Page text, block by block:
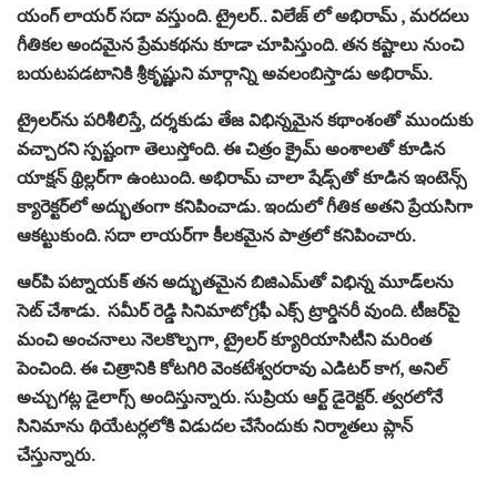
యంగ్ లాయర్ సదా వస్తుంది. ట్రైలర్‌.. విలేజ్ లో అభిరామ్ , మరదలు
గీతికల అందమైన ప్రేమకథను కూడా చూపిస్తుంది. తన కష్టాలు నుంచి
బయటపడటానికి శ్రీకృష్ణుని మార్గాన్ని అవలంబిస్తాడు అభిరామ్.
ట్రైలర్‌ను పరిశీలిస్తే, దర్శకుడు తేజ విభిన్నమైన కథాంశంతో ముందుకు
వచ్చారని స్పష్టంగా తెలుస్తోంది. ఈ చిత్రం క్రైమ్ అంశాలతో కూడిన
యాక్షన్ థ్రిల్లర్‌గా ఉంటుంది. అభిరామ్ చాలా షేడ్స్‌తో కూడిన ఇంటెన్స్
క్యారెక్టర్‌లో అద్భుతంగా కనిపించాడు. ఇందులో గీతిక అతని ప్రేయసిగా
ఆకట్టుకుంది. సదా లాయర్‌గా కీలకమైన పాత్రలో కనిపించారు.
ఆర్‌పి పట్నాయక్ తన అద్భుతమైన బిజిఎమ్‌తో విభిన్న మూడ్‌లను
సెట్ చేశాడు. సమీర్ రెడ్డి సినిమాటోగ్రఫీ ఎక్స్ ట్రార్డినరీ వుంది. టీజర్‌పై
మంచి అంచనాలు నెలకొల్పగా, ట్రైలర్ క్యూరియాసిటీని మరింత
పెంచింది. ఈ చిత్రానికి కోటగిరి వెంకటేశ్వరరావు ఎడిటర్‌ కాగ, అనిల్
అచ్చుగట్ల డైలాగ్స్ అందిస్తున్నారు. సుప్రియ ఆర్ట్ డైరెక్టర్. త్వరలోనే
సినిమాను థియేటర్లలోకి విడుదల చేసేందుకు నిర్మాతలు ప్లాన్
చేస్తున్నారు.